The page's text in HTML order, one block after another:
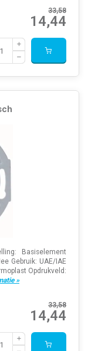
33,58
14,44
Basiselement
Gebruik: UAE/IAE
Opdrukveld:
»
33,58
14,44